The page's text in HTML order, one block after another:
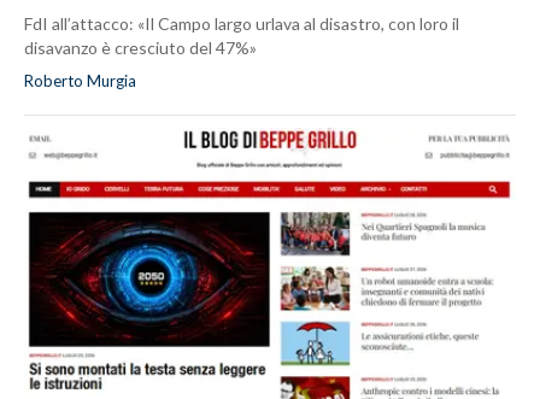
FdI all’attacco: «Il Campo largo urlava al disastro, con loro il
disavanzo è cresciuto del 47%»
Roberto Murgia